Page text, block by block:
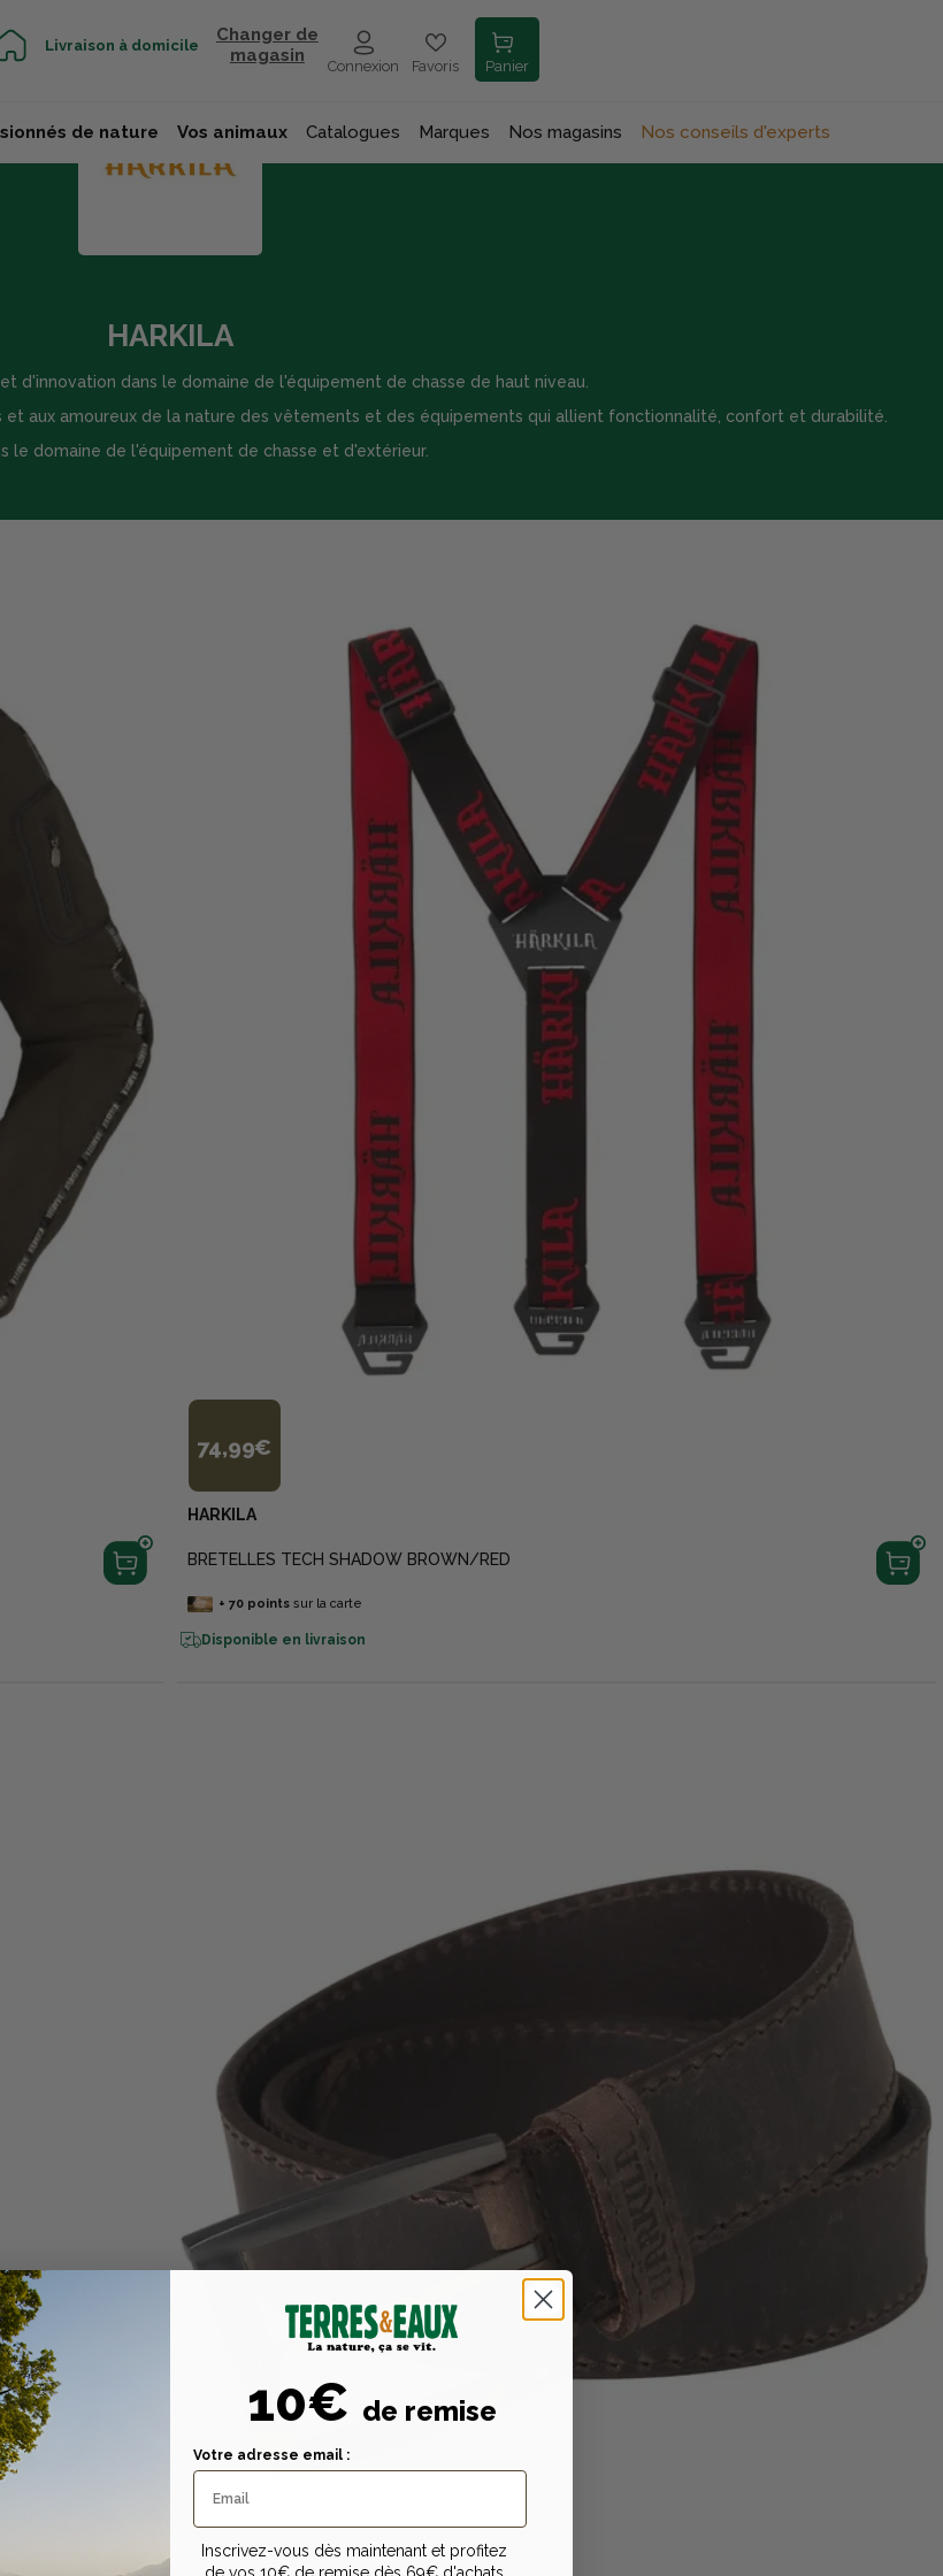
Livraison à domicile
Changer de
magasin
Connexion Favoris Panier
de nature Vos animaux Catalogues Marques Nos magasins Nos conseils d'experts
HARKILA
d'innovation dans le domaine de l'équipement de chasse de haut niveau.
et aux amoureux de la nature des vêtements et des équipements qui allient fonctionnalité, confort et durabilité.
le domaine de l'équipement de chasse et d'extérieur.
74,99€
HARKILA
BRETELLES TECH SHADOW BROWN/RED
+ 70pointssur la carte
Disponible en livraison
10€ de remise
Votre adresse email :
Inscrivez-vous dès maintenant et profitez